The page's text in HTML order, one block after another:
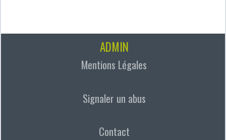
ADMIN
Mentions Légales
Signaler un abus
Contact